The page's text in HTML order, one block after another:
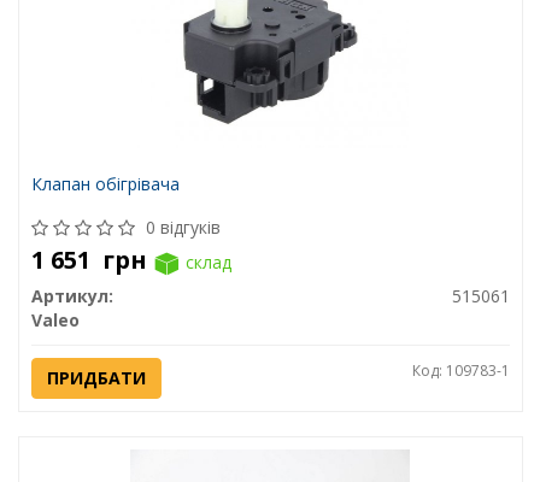
Клапан обігрівача
0 відгуків
1 651 грн
склад
Артикул:
515061
Valeo
ПРИДБАТИ Код: 109783-1